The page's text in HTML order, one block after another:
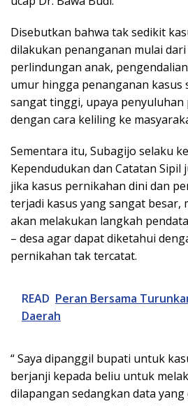
Disebutkan bahwa tak sedikit
dilakukan penanganan mulai
perlindungan anak,
umur hingga penanganan kasus
sangat tinggi, upaya penyuluhan
dengan cara keliling ke
Sementara itu, Subagijo selaku
Kependudukan dan Catatan
jika kasus pernikahan dini dan
terjadi kasus yang sangat besar,
akan melakukan langkah
– desa agar dapat diketahui
pernikahan tak tercatat.
READ Peran Bersama
Daerah
“ Saya dipanggil bupati untuk
berjanji kepada beliu untuk
dilapangan sedangkan data